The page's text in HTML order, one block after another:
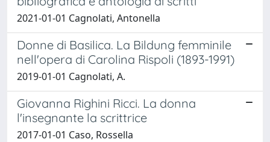
2021-01-01 Cagnolati, Antonella
Donne di Basilica. La Bildung femminile
nell'opera di Carolina Rispoli (1893-1991)
2019-01-01 Cagnolati, A.
Giovanna Righini Ricci. La donna
l'insegnante la scrittrice
2017-01-01 Caso, Rossella